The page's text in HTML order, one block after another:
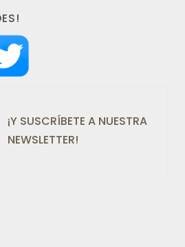
¡Y SUSCRÍBETE A NUESTRA
NEWSLETTER!